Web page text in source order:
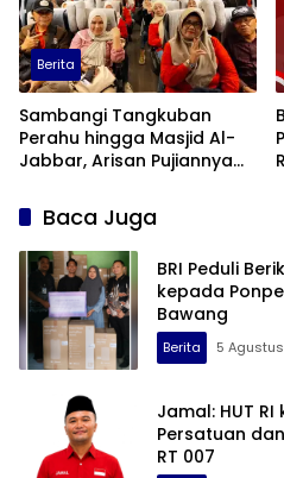
Berita
Sambangi Tangkuban
Perahu hingga Masjid Al-
Jabbar, Arisan Pujiannya
Garuda Wisata
Baca Juga
BRI Peduli
kepada
Bawang
Berita 5
Jamal: HUT
Persatuan
RT 007